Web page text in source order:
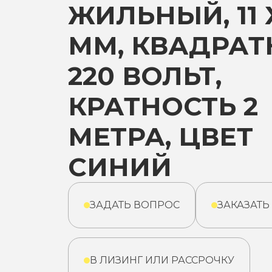
ЖИЛЬНЫЙ, 11
ММ,
220 ВОЛЬТ,
КРАТНОСТЬ 2
МЕТРА, ЦВЕТ
СИНИЙ
ЗАДАТЬ ВОПРОС ЗАКАЗАТЬ
В ЛИЗИНГ ИЛИ РАССРОЧКУ